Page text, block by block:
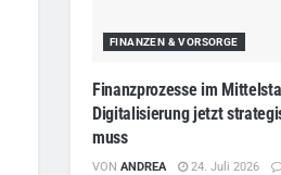
FINANZEN & VORSORGE
Finanzprozesse im
Digitalisierung jetzt
muss
VON ANDREA 24. Juli 2026